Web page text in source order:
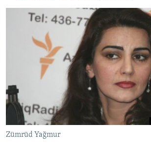
MULTIMEDIA
FOTOQALEREYA
İNFOQRAFIKA
OXU ZALI
AZƏRBAYCAN ƏDƏBIYYATI KITABXANASI
İZ - MƏDƏNIYYƏT PROQRAMI
HAQQIMIZDA
MISSIYAMIZ
PEŞƏ ETIKASI VƏ JURNALISTIKA STANDARTLARIMIZ
MATERIALLARIMIZDAN ISTIFADƏ
AZADLIQRADIOSU MOBIL TELEFONUNUZDA
BIZIMLƏ ƏLAQƏ
RFE/RL-in bütün saytları
Zümrüd Yağmur